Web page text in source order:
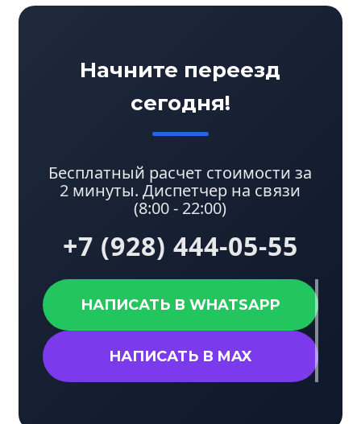
Начните переезд
сегодня!
Бесплатный расчет стоимости за
2 минуты. Диспетчер на связи
(8:00 - 22:00)
+7 (928) 444-05-55
НАПИСАТЬ В WHATSAPP
НАПИСАТЬ В MAX